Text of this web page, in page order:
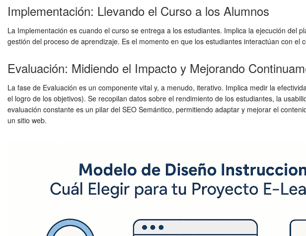
Implementación: Llevando el Curso a los Alumnos
La Implementación es cuando el curso se entrega a los estudiantes. Implica la ejecución
gestión del proceso de aprendizaje. Es el momento en que los estudiantes interactúan con el
Evaluación: Midiendo el Impacto y Mejorando
La fase de Evaluación es un componente vital y, a menudo, iterativo. Implica medir la
el logro de los objetivos). Se recopilan datos sobre el rendimiento de los estudiantes, la
evaluación constante es un pilar del SEO Semántico, permitiendo adaptar y mejorar el
un sitio web.